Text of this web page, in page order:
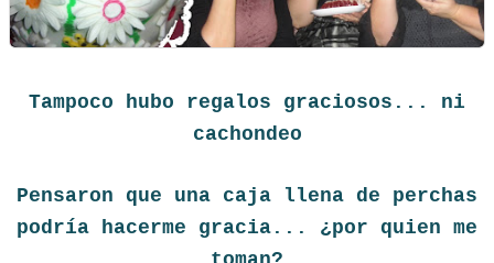
Tampoco hubo regalos graciosos... ni
cachondeo
Pensaron que una caja llena de perchas
podría hacerme gracia... ¿por quien me